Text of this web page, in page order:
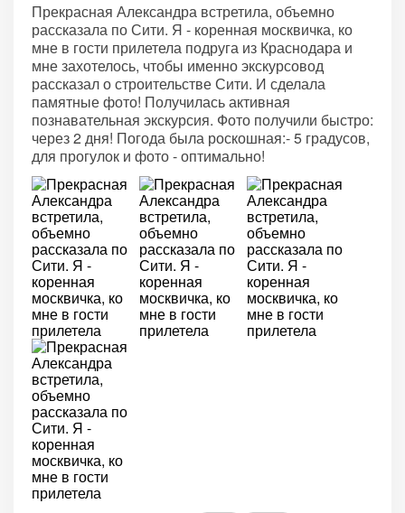
Прекрасная Александра встретила, объемно
рассказала по Сити. Я - коренная москвичка, ко
мне в гости прилетела подруга из Краснодара и
мне захотелось, чтобы именно экскурсовод
рассказал о строительстве Сити. И сделала
памятные фото! Получилась активная
познавательная экскурсия. Фото получили быстро:
через 2 дня! Погода была роскошная:- 5 градусов,
для прогулок и фото - оптимально!